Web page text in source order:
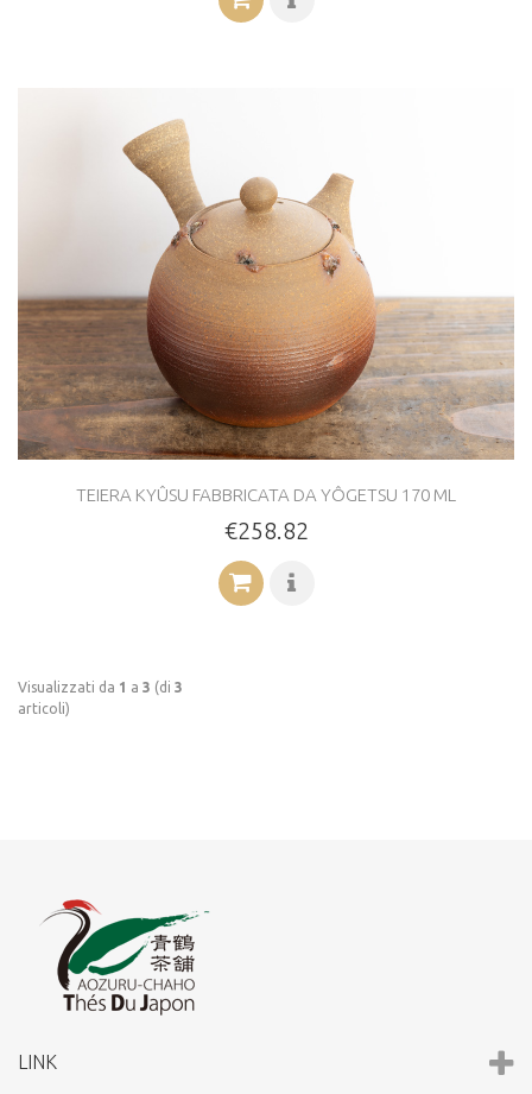
TEIERA KYÛSU FABBRICATA DA YÔGETSU 170 ML
€258.82
Visualizzati da 1 a 3 (di 3
articoli)
LINK